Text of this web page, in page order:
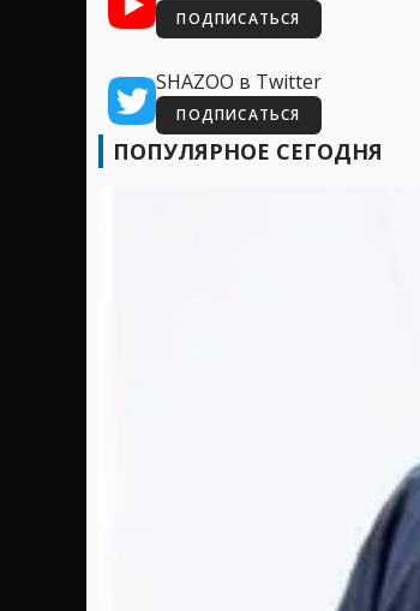
ПОДПИСАТЬСЯ
SHAZOO в Twitter
ПОДПИСАТЬСЯ
ПОПУЛЯРНОЕ СЕГОДНЯ